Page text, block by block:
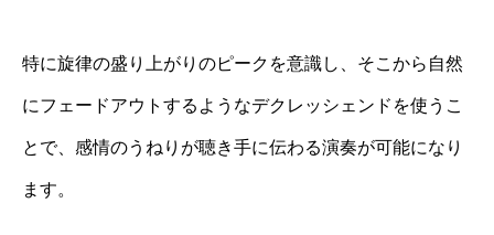
特に旋律の盛り上がりのピークを意識し、そこから自然
にフェードアウトするようなデクレッシェンドを使うこ
とで、感情のうねりが聴き手に伝わる演奏が可能になり
ます。